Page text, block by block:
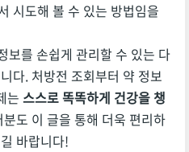
시도해 볼 수 있는 방법임을
보를 손쉽게 관리할 수 있는 다
다. 처방전 조회부터 약 정보
는 스스로 똑똑하게 건강을 챙
도 이 글을 통해 더욱 편리하
바랍니다!